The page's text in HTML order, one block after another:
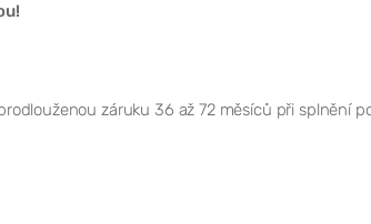
záruku 36 až 72 měsíců při splnění